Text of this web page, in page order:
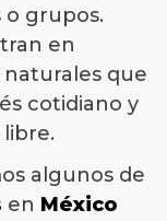
o grupos.
en
naturales que
cotidiano y
algunos de
en México